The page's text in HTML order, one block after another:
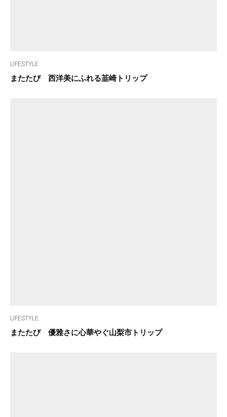
LIFESTYLE
またたび 西洋美にふれる韮崎トリップ
LIFESTYLE
またたび 優雅さに心華やぐ山梨市トリップ